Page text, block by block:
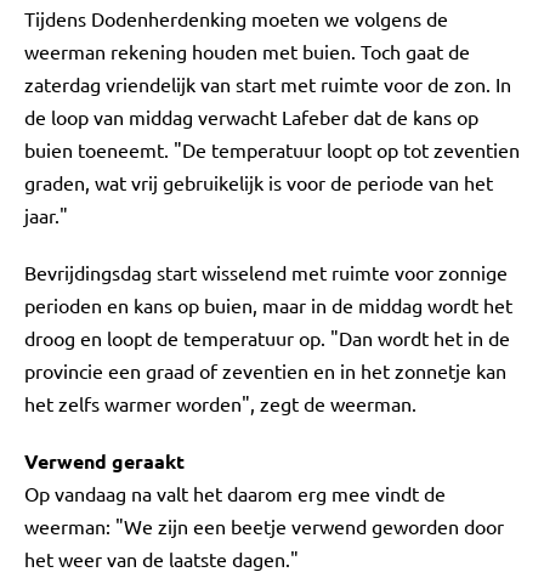
Tijdens Dodenherdenking moeten we volgens de
weerman rekening houden met buien. Toch gaat de
zaterdag vriendelijk van start met ruimte voor de zon. In
de loop van middag verwacht Lafeber dat de kans op
buien toeneemt. "De temperatuur loopt op tot zeventien
graden, wat vrij gebruikelijk is voor de periode van het
jaar."
Bevrijdingsdag start wisselend met ruimte voor zonnige
perioden en kans op buien, maar in de middag wordt het
droog en loopt de temperatuur op. "Dan wordt het in de
provincie een graad of zeventien en in het zonnetje kan
het zelfs warmer worden", zegt de weerman.
Verwend geraakt
Op vandaag na valt het daarom erg mee vindt de
weerman: "We zijn een beetje verwend geworden door
het weer van de laatste dagen."